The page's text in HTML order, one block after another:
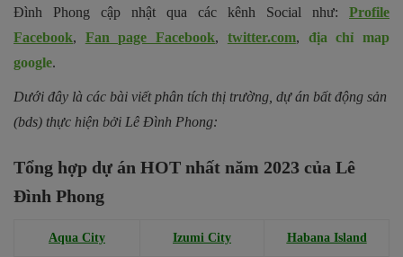
Đình Phong cập nhật qua các kênh Social như: Profile
Facebook, Fan page Facebook, twitter.com, địa chỉ map
google.
Dưới đây là các bài viết phân tích thị trường, dự án bất động sản
(bds) thực hiện bởi Lê Đình Phong:
Tổng hợp dự án HOT nhất năm 2023 của Lê
Đình Phong
Aqua City Izumi City Habana Island